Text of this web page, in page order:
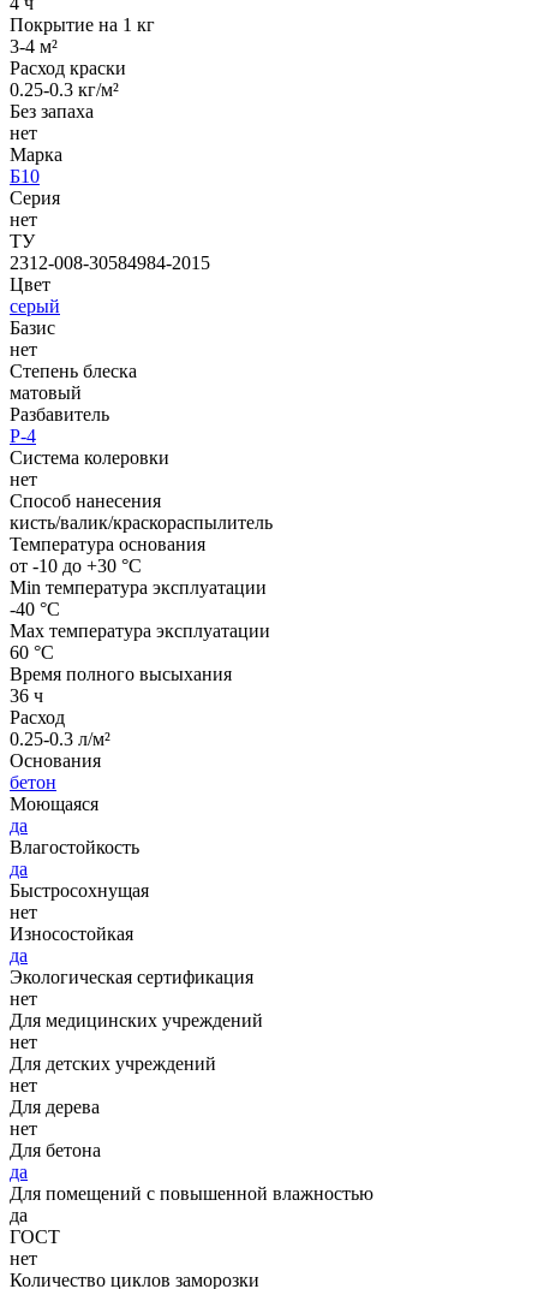
Покрытие на 1 кг
3-4 м²
Расход краски
0.25-0.3 кг/м²
Без запаха
нет
Марка
Б10
Серия
нет
ТУ
2312-008-30584984-2015
Цвет
серый
Базис
нет
Степень блеска
матовый
Разбавитель
Р-4
Система колеровки
нет
Способ нанесения
кисть/валик/краскораспылитель
Температура основания
от -10 до +30 °С
Min температура эксплуатации
-40 °С
Max температура эксплуатации
60 °С
Время полного высыхания
36 ч
Расход
0.25-0.3 л/м²
Основания
бетон
Моющаяся
да
Влагостойкость
да
Быстросохнущая
нет
Износостойкая
да
Экологическая сертификация
нет
Для медицинских учреждений
нет
Для детских учреждений
нет
Для дерева
нет
Для бетона
да
Для помещений с повышенной влажностью
да
ГОСТ
нет
Количество циклов заморозки